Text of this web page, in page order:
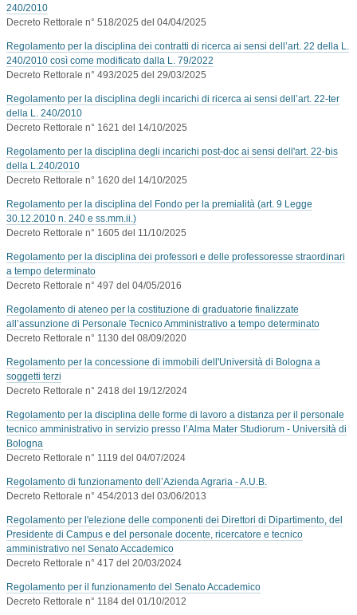
240/2010
Decreto Rettorale n° 518/2025 del 04/04/2025
Regolamento per la disciplina dei contratti di ricerca ai sensi dell’art. 22 della L.
240/2010 così come modificato dalla L. 79/2022
Decreto Rettorale n° 493/2025 del 29/03/2025
Regolamento per la disciplina degli incarichi di ricerca ai sensi dell’art. 22-ter
della L. 240/2010
Decreto Rettorale n° 1621 del 14/10/2025
Regolamento per la disciplina degli incarichi post-doc ai sensi dell'art. 22-bis
della L.240/2010
Decreto Rettorale n° 1620 del 14/10/2025
Regolamento per la disciplina del Fondo per la premialità (art. 9 Legge
30.12.2010 n. 240 e ss.mm.ii.)
Decreto Rettorale n° 1605 del 11/10/2025
Regolamento per la disciplina dei professori e delle professoresse straordinari
a tempo determinato
Decreto Rettorale n° 497 del 04/05/2016
Regolamento di ateneo per la costituzione di graduatorie finalizzate
all’assunzione di Personale Tecnico Amministrativo a tempo determinato
Decreto Rettorale n° 1130 del 08/09/2020
Regolamento per la concessione di immobili dell'Università di Bologna a
soggetti terzi
Decreto Rettorale n° 2418 del 19/12/2024
Regolamento per la disciplina delle forme di lavoro a distanza per il personale
tecnico amministrativo in servizio presso l’Alma Mater Studiorum - Università di
Bologna
Decreto Rettorale n° 1119 del 04/07/2024
Regolamento di funzionamento dell’Azienda Agraria - A.U.B.
Decreto Rettorale n° 454/2013 del 03/06/2013
Regolamento per l'elezione delle componenti dei Direttori di Dipartimento, del
Presidente di Campus e del personale docente, ricercatore e tecnico
amministrativo nel Senato Accademico
Decreto Rettorale n° 417 del 20/03/2024
Regolamento per il funzionamento del Senato Accademico
Decreto Rettorale n° 1184 del 01/10/2012